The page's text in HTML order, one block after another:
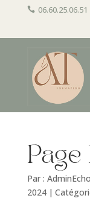
 06.60.25.06.51
Page
Par :
2024 |